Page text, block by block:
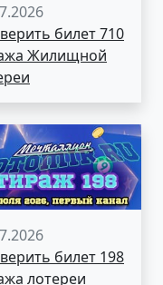
билет 710
Жилищной
билет 198
лотереи